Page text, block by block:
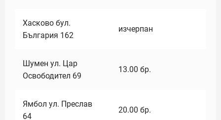
Хасково бул.
България 162
изчерпан
Шумен ул. Цар
Освободител 69
13.00 бр.
Ямбол ул. Преслав
64
20.00 бр.